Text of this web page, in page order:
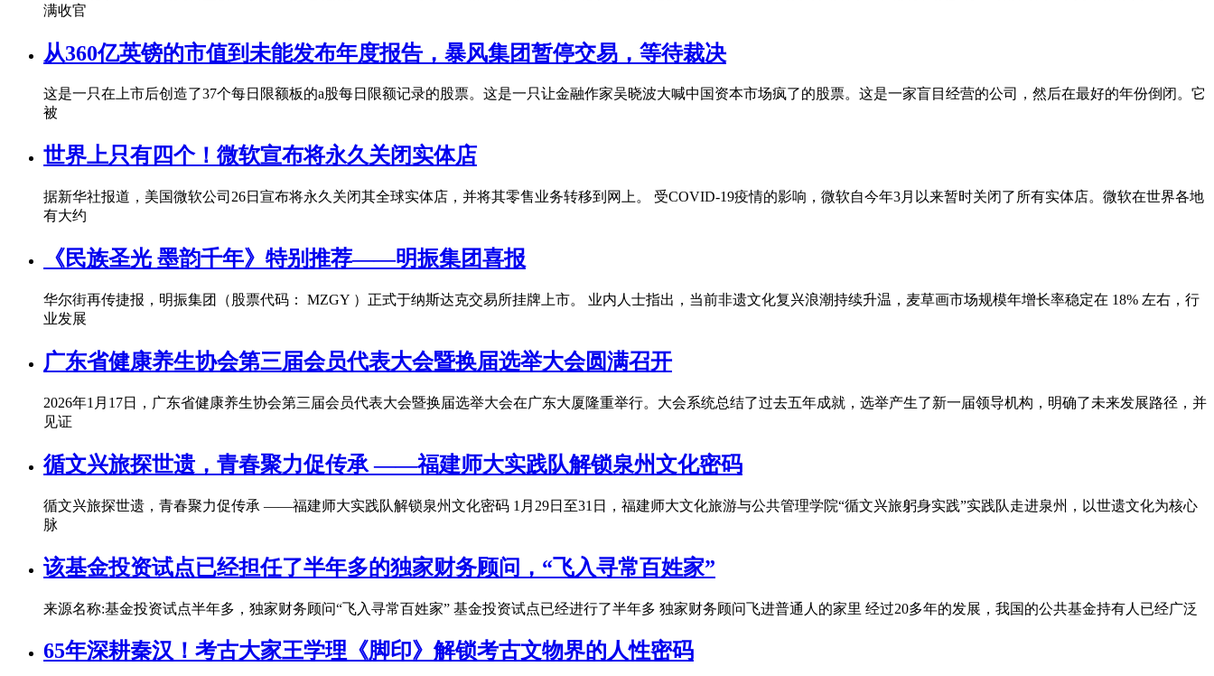
满收官
从360亿英镑的市值到未能发布年度报告，暴风集团暂停交易，等待裁决
这是一只在上市后创造了37个每日限额板的a股每日限额记录的股票。这是一只让金融作家吴晓波大喊中国资本市场疯了的股票。这是一家盲目经营的公司，然后在最好的年份倒闭。它
被
世界上只有四个！微软宣布将永久关闭实体店
据新华社报道，美国微软公司26日宣布将永久关闭其全球实体店，并将其零售业务转移到网上。 受COVID-19疫情的影响，微软自今年3月以来暂时关闭了所有实体店。微软在世界各地
有大约
《民族圣光 墨韵千年》特别推荐——明振集团喜报
华尔街再传捷报，明振集团（股票代码： MZGY ）正式于纳斯达克交易所挂牌上市。 业内人士指出，当前非遗文化复兴浪潮持续升温，麦草画市场规模年增长率稳定在 18% 左右，行
业发展
广东省健康养生协会第三届会员代表大会暨换届选举大会圆满召开
2026年1月17日，广东省健康养生协会第三届会员代表大会暨换届选举大会在广东大厦隆重举行。大会系统总结了过去五年成就，选举产生了新一届领导机构，明确了未来发展路径，并
见证
循文兴旅探世遗，青春聚力促传承 ——福建师大实践队解锁泉州文化密码
循文兴旅探世遗，青春聚力促传承 ——福建师大实践队解锁泉州文化密码 1月29日至31日，福建师大文化旅游与公共管理学院“循文兴旅躬身实践”实践队走进泉州，以世遗文化为核心
脉
该基金投资试点已经担任了半年多的独家财务顾问，“飞入寻常百姓家”
来源名称:基金投资试点半年多，独家财务顾问“飞入寻常百姓家” 基金投资试点已经进行了半年多 独家财务顾问飞进普通人的家里 经过20多年的发展，我国的公共基金持有人已经广泛
65年深耕秦汉！考古大家王学理《脚印》解锁考古文物界的人性密码